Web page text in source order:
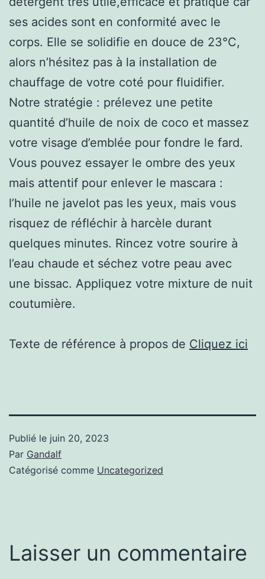
ses acides sont en conformité avec le
corps. Elle se solidifie en douce de 23°C,
alors n’hésitez pas à la installation de
chauffage de votre coté pour fluidifier.
Notre stratégie : prélevez une petite
quantité d’huile de noix de coco et massez
votre visage d’emblée pour fondre le fard.
Vous pouvez essayer le ombre des yeux
mais attentif pour enlever le mascara :
l’huile ne javelot pas les yeux, mais vous
risquez de réfléchir à harcèle durant
quelques minutes. Rincez votre sourire à
l’eau chaude et séchez votre peau avec
une bissac. Appliquez votre mixture de nuit
coutumière.
Texte de référence à propos de Cliquez ici
Publié le juin 20, 2023
Par Gandalf
Catégorisé comme Uncategorized
Laisser un commentaire